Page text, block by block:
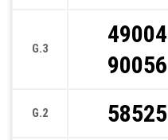
G.3
G.2
49004
90056
58525